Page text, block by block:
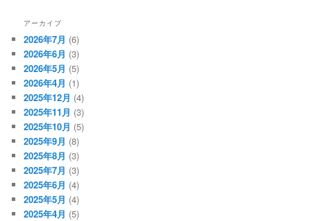
アーカイブ
2026年7月 (6)
2026年6月 (3)
2026年5月 (5)
2026年4月 (1)
2025年12月 (4)
2025年11月 (3)
2025年10月 (5)
2025年9月 (8)
2025年8月 (3)
2025年7月 (3)
2025年6月 (4)
2025年5月 (4)
2025年4月 (5)